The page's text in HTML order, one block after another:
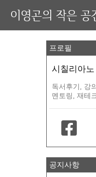
이영곤의 작은 공
프로필
시칠리아노
독서후기, 강
멘토링, 재테
공지사항